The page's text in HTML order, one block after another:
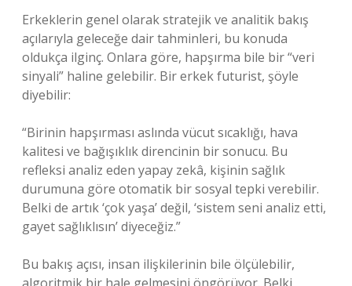
Erkeklerin genel olarak stratejik ve analitik bakış
açılarıyla geleceğe dair tahminleri, bu konuda
oldukça ilginç. Onlara göre, hapşırma bile bir “veri
sinyali” haline gelebilir. Bir erkek futurist, şöyle
diyebilir:
“Birinin hapşırması aslında vücut sıcaklığı, hava
kalitesi ve bağışıklık direncinin bir sonucu. Bu
refleksi analiz eden yapay zekâ, kişinin sağlık
durumuna göre otomatik bir sosyal tepki verebilir.
Belki de artık ‘çok yaşa’ değil, ‘sistem seni analiz etti,
gayet sağlıklısın’ diyeceğiz.”
Bu bakış açısı, insan ilişkilerinin bile ölçülebilir,